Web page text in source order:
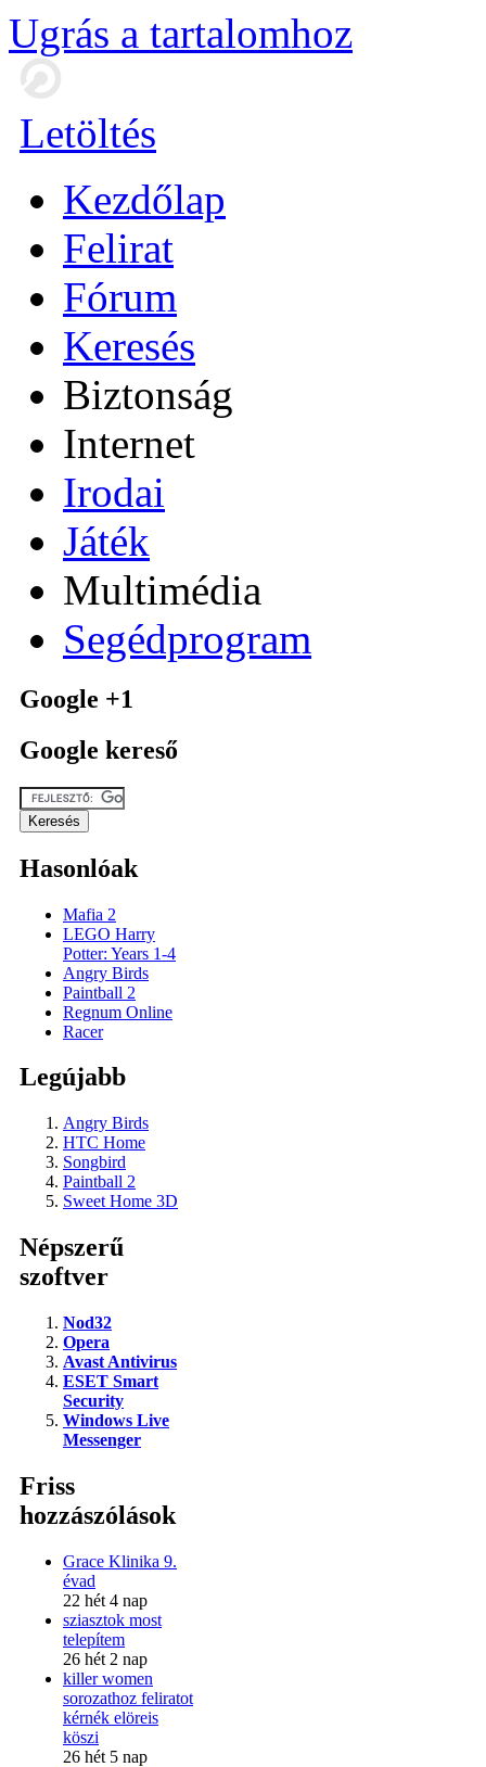
Ugrás a tartalomhoz
Letöltés
Kezdőlap
Felirat
Fórum
Keresés
Biztonság
Internet
Irodai
Játék
Multimédia
Segédprogram
Google +1
Google kereső
Hasonlóak
Mafia 2
LEGO Harry
Potter: Years 1-4
Angry Birds
Paintball 2
Regnum Online
Racer
Legújabb
Angry Birds
HTC Home
Songbird
Paintball 2
Sweet Home 3D
Népszerű
szoftver
Nod32
Opera
Avast Antivirus
ESET Smart
Security
Windows Live
Messenger
Friss
hozzászólások
Grace Klinika 9.
évad
22 hét 4 nap
sziasztok most
telepítem
26 hét 2 nap
killer women
sorozathoz feliratot
kérnék elöreis
köszi
26 hét 5 nap